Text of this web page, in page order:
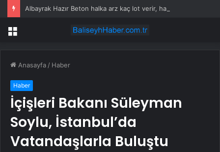
Menü
Anasayfa / Haber
Haber
İçişleri Bakanı Süleyman
Soylu, İstanbul’da
Vatandaşlarla Buluştu